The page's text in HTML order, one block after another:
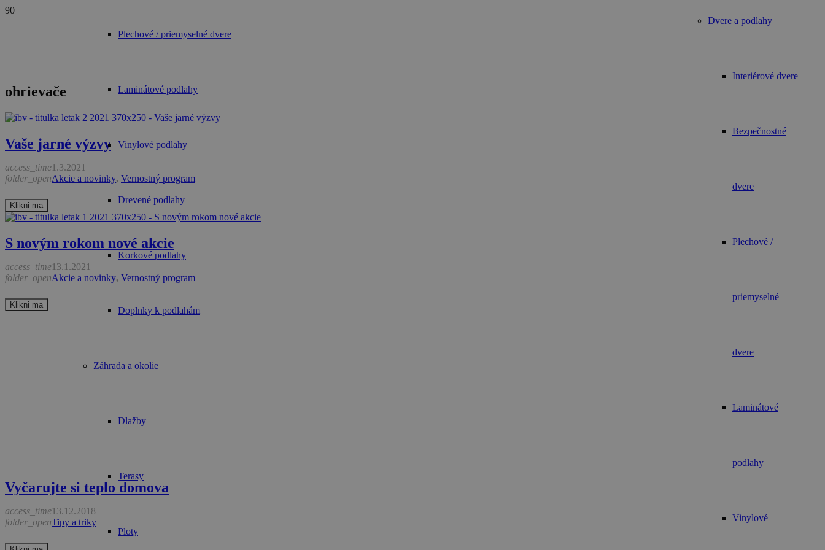
Plechové / priemyselné dvere
Laminátové podlahy
Vinylové podlahy
Drevené podlahy
Korkové podlahy
Doplnky k podlahám
Záhrada a okolie
Dlažby
Terasy
Ploty
Dvere a podlahy
Interiérové dvere
Bezpečnostné
dvere
Plechové /
priemyselné
dvere
Laminátové
podlahy
Vinylové
ohrievače
Vaše jarné výzvy
access_time1.3.2021
folder_openAkcie a novinky, Vernostný program
Klikni ma
S novým rokom nové akcie
access_time13.1.2021
folder_openAkcie a novinky, Vernostný program
Klikni ma
Vyčarujte si teplo domova
access_time13.12.2018
folder_openTipy a triky